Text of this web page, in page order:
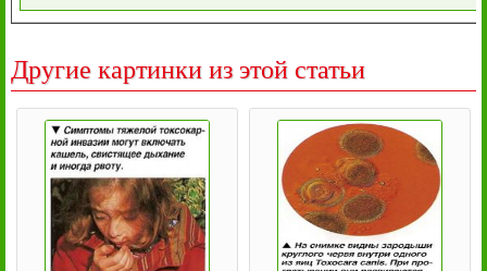
Другие картинки из этой статьи